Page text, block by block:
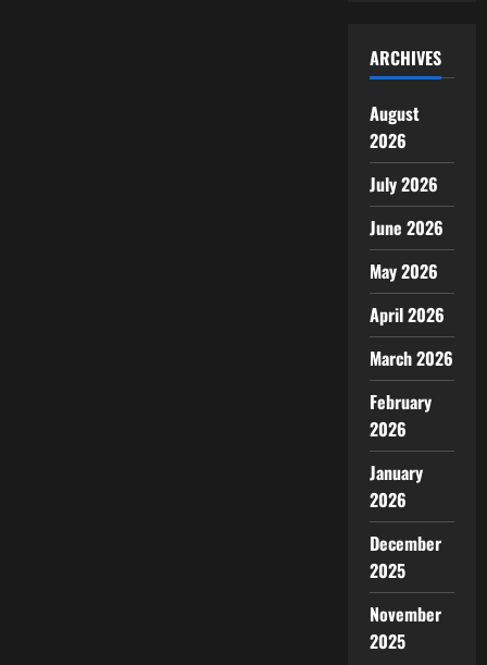
ARCHIVES
August
2026
July 2026
June 2026
May 2026
April 2026
March 2026
February
2026
January
2026
December
2025
November
2025